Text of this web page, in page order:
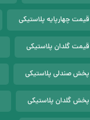
قیمت چهارپایه پلاستیکی
قیمت گلدان پلاستیکی
پخش صندلی پلاستیکی
پخش گلدان پلاستیکی